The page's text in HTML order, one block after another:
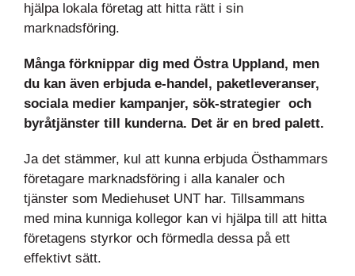
hjälpa lokala företag att hitta rätt i sin
marknadsföring.
Många förknippar dig med Östra Uppland, men
du kan även erbjuda e-handel, paketleveranser,
sociala medier kampanjer, sök-strategier och
byråtjänster till kunderna. Det är en bred palett.
Ja det stämmer, kul att kunna erbjuda Östhammars
företagare marknadsföring i alla kanaler och
tjänster som Mediehuset UNT har. Tillsammans
med mina kunniga kollegor kan vi hjälpa till att hitta
företagens styrkor och förmedla dessa på ett
effektivt sätt.